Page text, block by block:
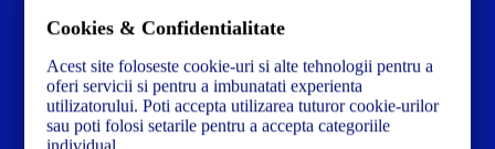
Contacteză-ne la:✉️contact@concrete-forma.com
Str. Dacia Nr 12 Ineu, Arad 315300 Romania
Cookies & Confidentialitate
Acest site foloseste cookie-uri si alte tehnologii pentru a
oferi servicii si pentru a imbunatati experienta
utilizatorului. Poti accepta utilizarea tuturor cookie-urilor
sau poti folosi setarile pentru a accepta categoriile